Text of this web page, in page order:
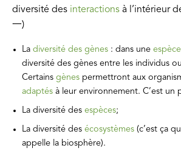
diversité des interactions à l’intérieur
一)
La diversité des gènes : dans une espèce
diversité des gènes entre les individus
Certains gènes permettront aux
adaptés à leur environnement. C’est un
La diversité des espèces;
La diversité des écosystèmes (c’est ça
appelle la biosphère).